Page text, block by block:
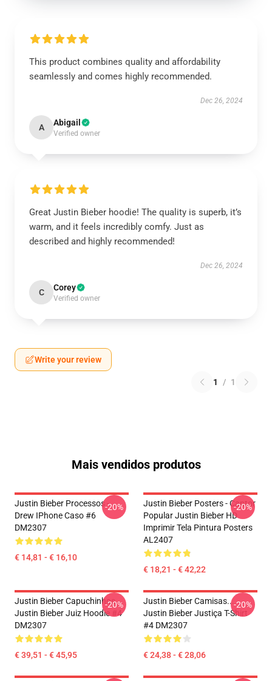
This product combines quality and affordability
seamlessly and comes highly recommended.
Dec 26, 2024
A Abigail
Verified owner
Great Justin Bieber hoodie! The quality is superb, it’s
warm, and it feels incredibly comfy. Just as
described and highly recommended!
Dec 26, 2024
C Corey
Verified owner
Write your review
1 / 1
Mais vendidos produtos
Justin Bieber Processos -
Drew IPhone Caso #6
DM2307
€ 14,81 - € 16,10
-20%
Justin Bieber Posters - Cantor
Popular Justin Bieber HD
Imprimir Tela Pintura Posters
AL2407
€ 18,21 - € 42,22
-20%
Justin Bieber Capuchinhos...
Justin Bieber Juiz Hoodie #4
DM2307
€ 39,51 - € 45,95
-20%
Justin Bieber Camisas...
Justin Bieber Justiça T-Shirt
#4 DM2307
€ 24,38 - € 28,06
-20%